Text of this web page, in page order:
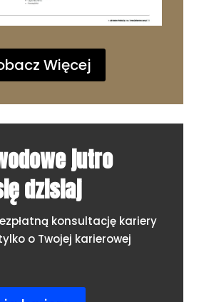
Więcej
jutro
dzisiaj
konsultację kariery
o Twojej karierowej